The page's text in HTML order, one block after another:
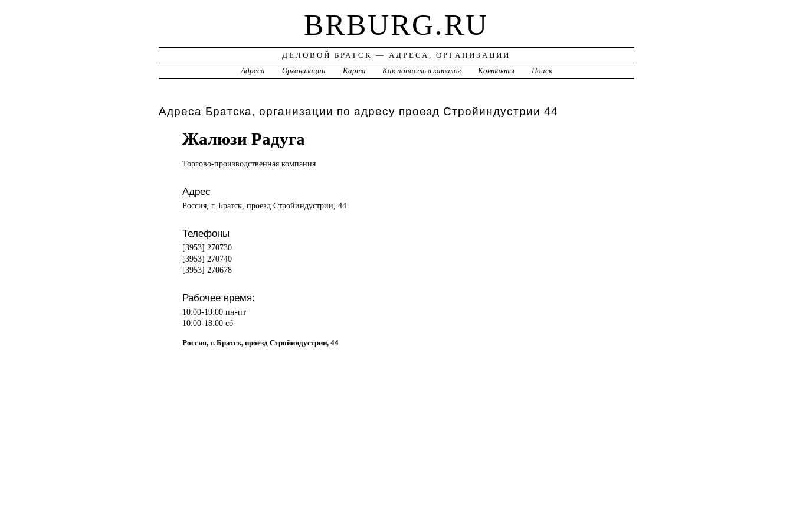
BRBURG.RU
ДЕЛОВОЙ БРАТСК — АДРЕСА, ОРГАНИЗАЦИИ
Адреса
Организации Карта Как попасть в каталог Контакты Поиск
Адреса Братска, организации по адресу проезд Стройиндустрии 44
Жалюзи Радуга
Торгово-производственная компания
Адрес
Россия, г. Братск, проезд Стройиндустрии, 44
Телефоны
[3953] 270730
[3953] 270740
[3953] 270678
Рабочее время:
10:00-19:00 пн-пт
10:00-18:00 сб
Россия, г. Братск, проезд Стройиндустрии, 44